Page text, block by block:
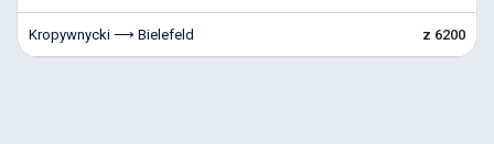
Kropywnycki ⟶ Bielefeld z 6200